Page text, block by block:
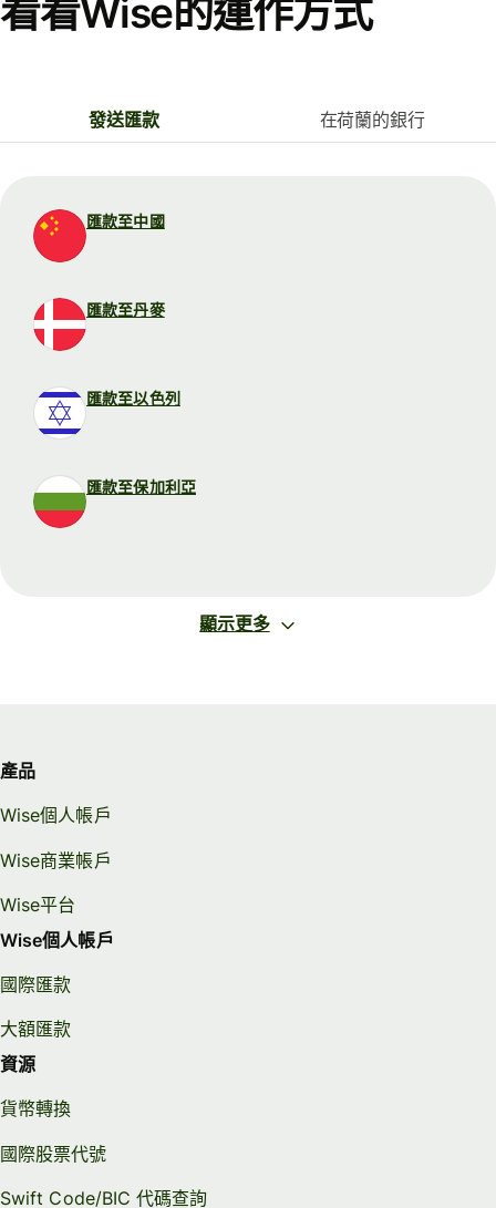
看看Wise的運作方式
發送匯款 在荷蘭的銀行
匯款至中國
匯款至丹麥
匯款至以色列
匯款至保加利亞
顯示更多
產品
Wise個人帳戶
Wise商業帳戶
Wise平台
Wise個人帳戶
國際匯款
大額匯款
資源
貨幣轉換
國際股票代號
Swift Code/BIC 代碼查詢